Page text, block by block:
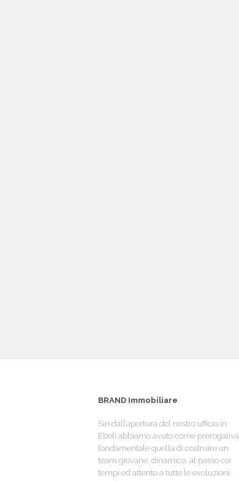
BRAND Immobiliare
Sin dall’apertura del nostro ufficio in
Eboli abbiamo avuto come prerogativa
fondamentale quella di costruire un
team giovane, dinamico, al passo coi
tempi ed attento a tutte le evoluzioni.